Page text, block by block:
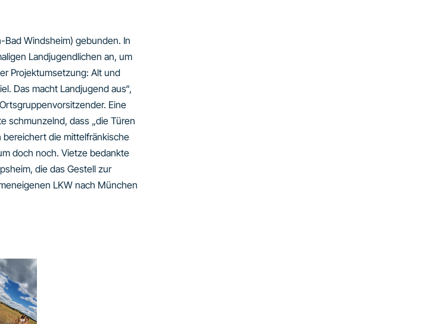
Windsheim) gebunden. In
Landjugendlichen an, um
Projektumsetzung: Alt und
Das macht Landjugend aus“,
Eine
schmunzelnd, dass „die Türen
die mittelfränkische
doch noch. Vietze bedankte
die das Gestell zur
LKW nach München